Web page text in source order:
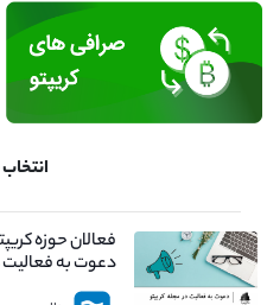
فعالان حوزه
دعوت به فعالیت